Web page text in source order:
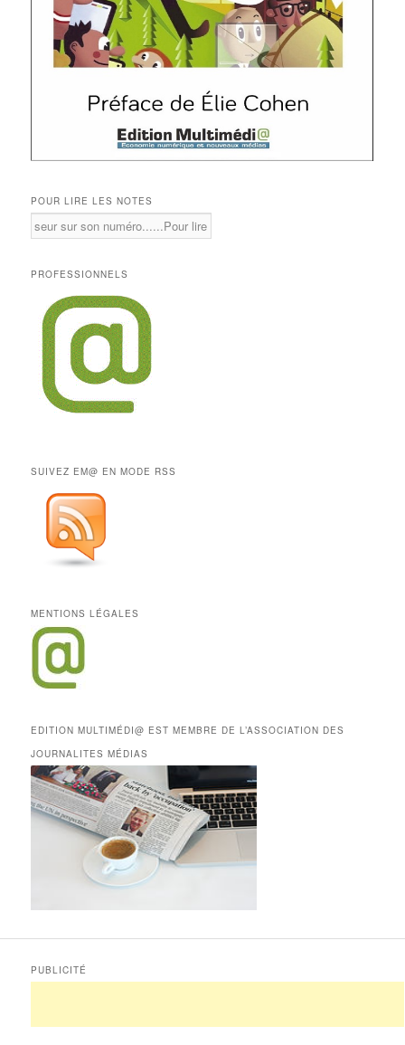
POUR LIRE LES NOTES
PROFESSIONNELS
SUIVEZ EM@ EN MODE RSS
MENTIONS LÉGALES
EDITION MULTIMÉDI@ EST MEMBRE DE L’ASSOCIATION DES
JOURNALITES MÉDIAS
PUBLICITÉ